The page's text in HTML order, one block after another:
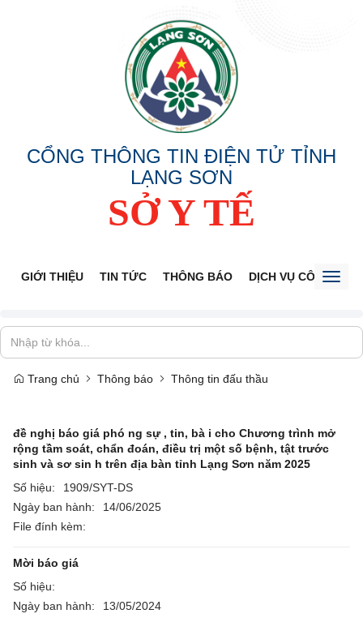
CỔNG THÔNG TIN ĐIỆN TỬ TỈNH
LẠNG SƠN
SỞ Y TẾ
GIỚI THIỆU TIN TỨC THÔNG BÁO DỊCH VỤ CÔNG
Trang chủ Thông báo Thông tin đấu thầu
đề nghị báo giá phó ng sự , tin, bà i cho Chương trình mở
rộng tầm soát, chẩn đoán, điều trị một số bệnh, tật trước
sinh và sơ sin h trên địa bàn tỉnh Lạng Sơn năm 2025
Số hiệu:
1909/SYT-DS
Ngày ban hành:
14/06/2025
File đính kèm:
Mời báo giá
Số hiệu:
Ngày ban hành:
13/05/2024